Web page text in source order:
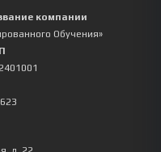
компании
Обучения»